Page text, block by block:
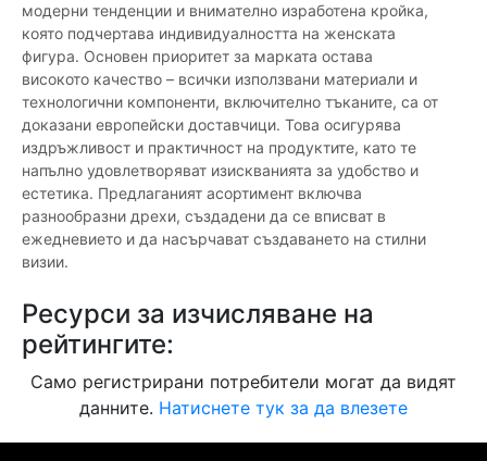
модерни тенденции и внимателно изработена кройка,
която подчертава индивидуалността на женската
фигура. Основен приоритет за марката остава
високото качество – всички използвани материали и
технологични компоненти, включително тъканите, са от
доказани европейски доставчици. Това осигурява
издръжливост и практичност на продуктите, като те
напълно удовлетворяват изискванията за удобство и
естетика. Предлаганият асортимент включва
разнообразни дрехи, създадени да се вписват в
ежедневието и да насърчават създаването на стилни
визии.
Ресурси за изчисляване на
рейтингите:
Само регистрирани потребители могат да видят
данните. Натиснете тук за да влезете